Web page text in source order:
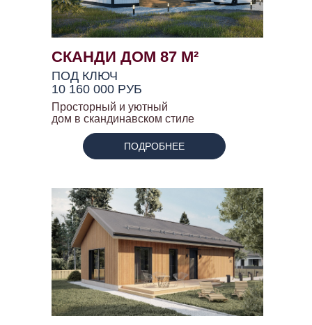
СКАНДИ ДОМ 87 М²
ПОД КЛЮЧ
10 160 000 РУБ
Просторный и уютный
дом в скандинавском стиле
ПОДРОБНЕЕ